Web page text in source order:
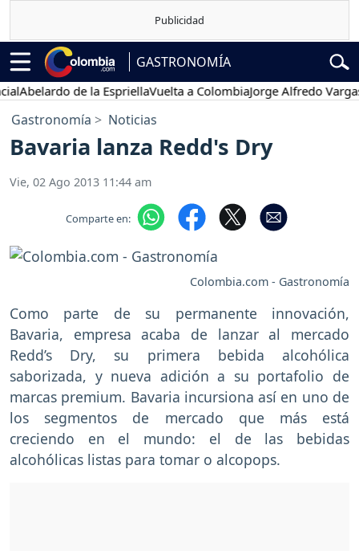
GASTRONOMÍA
Abelardo de la EspriellaVuelta a ColombiaJorge Alfredo Vargas
Gastronomía Noticias
Bavaria lanza Redd's Dry
Vie, 02 Ago 2013 11:44 am
Comparte en:
Colombia.com - Gastronomía
Como parte de su permanente innovación,
Bavaria, empresa acaba de lanzar al mercado
Redd’s Dry, su primera bebida alcohólica
saborizada, y nueva adición a su portafolio de
marcas premium. Bavaria incursiona así en uno de
los segmentos de mercado que más está
creciendo en el mundo: el de las bebidas
alcohólicas listas para tomar o alcopops.